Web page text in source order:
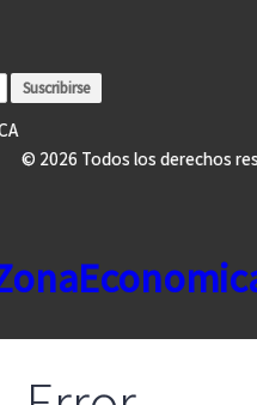
© 2026 Todos los derechos